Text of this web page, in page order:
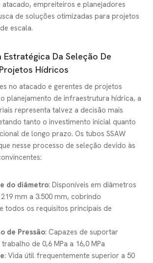
empreiteiros e planejadores
de soluções otimizadas para projetos
escala.
Da Seleção De
Hídricos
no atacado e gerentes de projetos
planejamento de infraestrutura hídrica, a
representa talvez a decisão mais
tanto o investimento inicial quanto
de longo prazo. Os tubos SSAW
nesse processo de seleção devido às
do diâmetro: Disponíveis em diâmetros
mm a 3.500 mm, cobrindo
todos os requisitos principais de
de Pressão: Capazes de suportar
de 0,6 MPa a 16,0 MPa
: Vida útil frequentemente superior a 50